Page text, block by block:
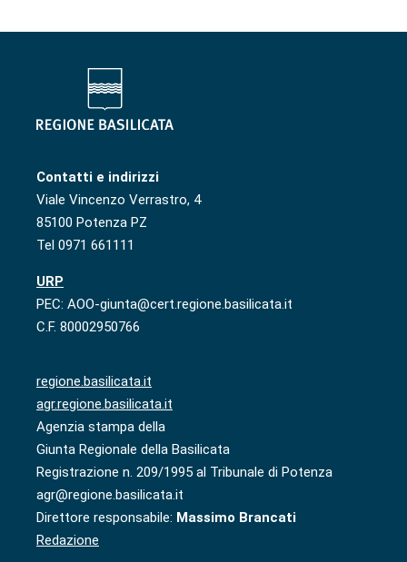
Contatti e indirizzi
Viale Vincenzo Verrastro, 4
85100 Potenza PZ
Tel 0971 661111
URP
PEC: AOO-giunta@cert.regione.basilicata.it
C.F. 80002950766
regione.basilicata.it
agr.regione.basilicata.it
Agenzia stampa della
Giunta Regionale della Basilicata
Registrazione n. 209/1995 al Tribunale di Potenza
agr@regione.basilicata.it
Direttore responsabile: Massimo Brancati
Redazione